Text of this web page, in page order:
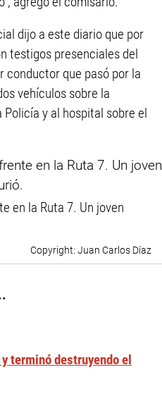
dijo a este diario que por
testigos presenciales del
conductor que pasó por la
vehículos sobre la
y al hospital sobre el
en la Ruta 7. Un joven
Juan Carlos Díaz
terminó destruyendo el